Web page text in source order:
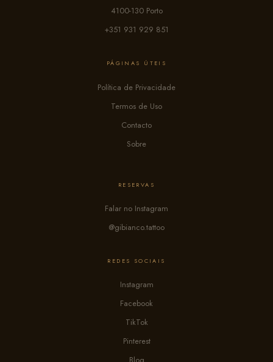
4100-130 Porto
+351 931 929 851
PÁGINAS ÚTEIS
Política de Privacidade
Termos de Uso
Contacto
Sobre
RESERVAS
Falar no Instagram
@gibianco.tattoo
REDES SOCIAIS
Instagram
Facebook
TikTok
Pinterest